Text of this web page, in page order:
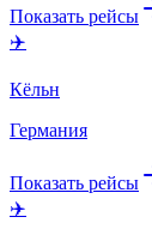
Показать рейсы
✈️
Кёльн
Германия
Показать рейсы
✈️